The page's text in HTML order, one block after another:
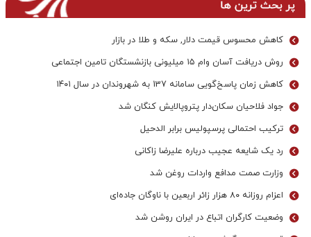
پر بحث ترین ها
کاهش محسوس قیمت دلار, سکه و طلا در بازار
روش دریافت آسان وام ۱۵ میلیونی بازنشستگان تامین اجتماعی
کاهش زمان پاسخ‌گویی سامانه 137 به شهروندان در سال ۱۴۰۱
جواد فلاحیان سکان‌دار پتروپالایش کنگان شد
ترکیب احتمالی پرسپولیس برابر الدحیل
رد یک شایعه عجیب درباره علیرضا زاکانی
وزارت صمت مدافع واردات روغن شد
اعزام روزانه ۸۰ هزار زائر اربعین با ناوگان جاده‌ای
وضعیت کارگران اتباع در ایران روشن شد